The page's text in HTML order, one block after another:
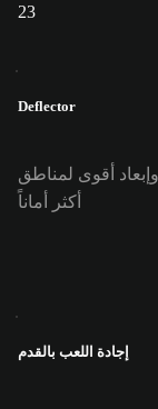
23
Deflector
أقوى لمناطق
أكثر أماناً
إجادة اللعب بالقدم